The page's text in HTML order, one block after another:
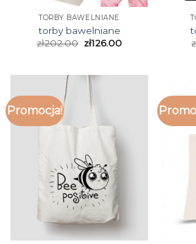
TORBY BAWELNIANE
torby bawelniane
zł202.00 zł126.00
Promocja!